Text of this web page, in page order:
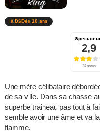
Dès 10 ans
2,9
24 notes
Une mère célibataire
de sa ville. Dans sa chasse
superbe traineau pas tout à
semble avoir une âme et va
flamme.